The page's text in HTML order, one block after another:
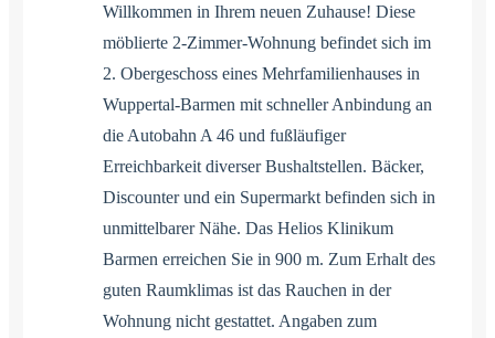
Willkommen in Ihrem neuen Zuhause! Diese
möblierte 2-Zimmer-Wohnung befindet sich im
2. Obergeschoss eines Mehrfamilienhauses in
Wuppertal-Barmen mit schneller Anbindung an
die Autobahn A 46 und fußläufiger
Erreichbarkeit diverser Bushaltstellen. Bäcker,
Discounter und ein Supermarkt befinden sich in
unmittelbarer Nähe. Das Helios Klinikum
Barmen erreichen Sie in 900 m. Zum Erhalt des
guten Raumklimas ist das Rauchen in der
Wohnung nicht gestattet. Angaben zum